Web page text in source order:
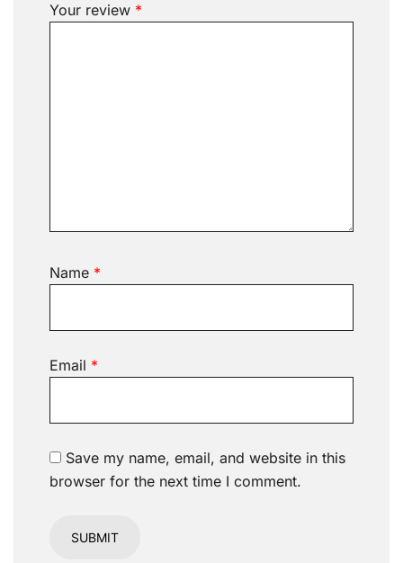
Your review *
Name *
Email *
Save my name, email, and website in this
browser for the next time I comment.